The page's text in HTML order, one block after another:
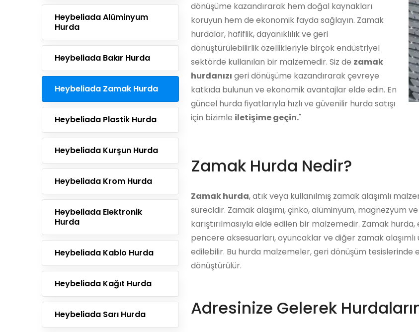
Heybeliada Alüminyum
Hurda
Heybeliada Bakır Hurda
Heybeliada Zamak Hurda
Heybeliada Plastik Hurda
Heybeliada Kurşun Hurda
Heybeliada Krom Hurda
Heybeliada Elektronik
Hurda
Heybeliada Kablo Hurda
Heybeliada Kağıt Hurda
Heybeliada Sarı Hurda
dönüşüme kazandırarak hem doğal kaynakları
koruyun hem de ekonomik fayda sağlayın. Zamak
hurdalar, hafiflik, dayanıklılık ve geri
dönüştürülebilirlik özellikleriyle birçok endüstriyel
sektörde kullanılan bir malzemedir. Siz de zamak
hurdanızı geri dönüşüme kazandırarak çevreye
katkıda bulunun ve ekonomik avantajlar elde edin. En
güncel hurda fiyatlarıyla hızlı ve güvenilir hurda satışı
için bizimle iletişime geçin."
Zamak Hurda Nedir?
Zamak hurda, atık veya kullanılmış zamak alaşımlı
sürecidir. Zamak alaşımı, çinko, alüminyum, magnezyum
karıştırılmasıyla elde edilen bir malzemedir. Zamak
pencere aksesuarları, oyuncaklar ve diğer zamak
edilebilir. Bu hurda malzemeler, geri dönüşüm
dönüştürülür.
Adresinize Gelerek